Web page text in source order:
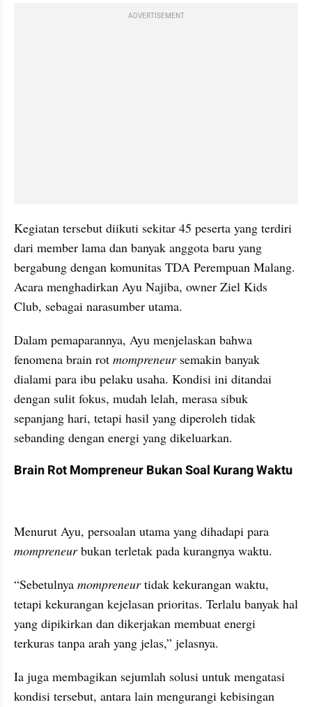
ADVERTISEMENT
Kegiatan tersebut diikuti sekitar 45 peserta yang terdiri
dari member lama dan banyak anggota baru yang
bergabung dengan komunitas TDA Perempuan Malang.
Acara menghadirkan Ayu Najiba, owner Ziel Kids
Club, sebagai narasumber utama.
Dalam pemaparannya, Ayu menjelaskan bahwa
fenomena brain rot mompreneur semakin banyak
dialami para ibu pelaku usaha. Kondisi ini ditandai
dengan sulit fokus, mudah lelah, merasa sibuk
sepanjang hari, tetapi hasil yang diperoleh tidak
sebanding dengan energi yang dikeluarkan.
Brain Rot Mompreneur Bukan Soal Kurang Waktu
mompreneur bukan terletak pada kurangnya waktu.
“Sebetulnya mompreneur tidak kekurangan waktu,
tetapi kekurangan kejelasan prioritas. Terlalu banyak hal
yang dipikirkan dan dikerjakan membuat energi
terkuras tanpa arah yang jelas,” jelasnya.
Ia juga membagikan sejumlah solusi untuk mengatasi
kondisi tersebut, antara lain mengurangi kebisingan